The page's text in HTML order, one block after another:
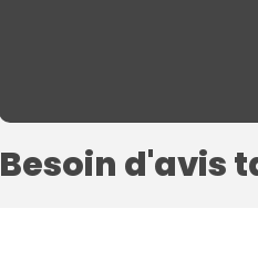
Besoin d'avis